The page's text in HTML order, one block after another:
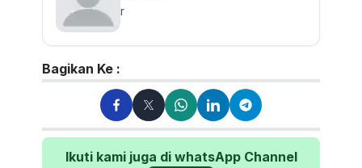
r
Bagikan Ke :
Ikuti kami juga di whatsApp Channel